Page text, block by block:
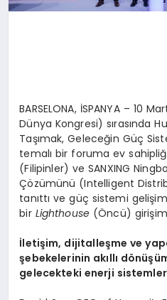
BARSELONA, İSPANYA – 10
Dünya Kongresi) sırasında
Taşımak, Geleceğin Güç
temalı bir foruma ev
(Filipinler) ve SANXING
Çözümünü (Intelligent
tanıttı ve güç sistemi
bir Lighthouse (Öncü)
İletişim, dijitalleşme ve
şebekelerinin akıllı
gelecekteki enerji